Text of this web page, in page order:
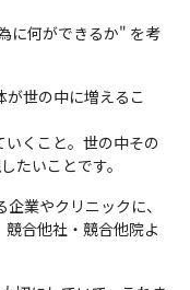
に何ができるか" を考
が世の中に増えるこ
くこと。世の中その
たいことです。
業やクリニックに、
合他社・競合他院よ